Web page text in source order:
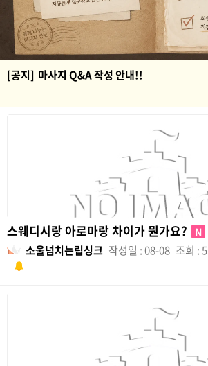
[공지] 마사지 Q&A 작성 안내!!
스웨디시랑 아로마랑 차이가 뭔가요? N
소울넘치는립싱크 작성일 : 08-08 조회 : 5